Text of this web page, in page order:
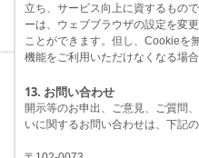
立ち、サービス向上に資するもの
ーは、ウェブブラウザの設定を変
ことができます。但し、Cookieを
機能をご利用いただけなくなる場合
13. お問い合わせ
開示等のお申出、ご意見、ご質問
いに関するお問い合わせは、下記